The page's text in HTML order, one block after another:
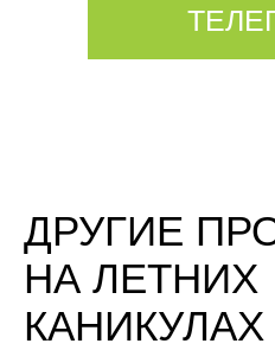
ДРУГИЕ
НА ЛЕТНИХ
КАНИКУЛАХ